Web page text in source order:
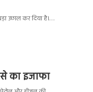
उछाल कर दिया है।…
का इजाफा